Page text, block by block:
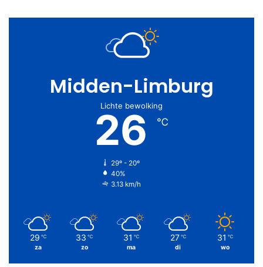
Midden-Limburg
Lichte bewolking
26 ℃
29º - 20º
40%
3.13 km/h
29 ℃
za
33 ℃
zo
31 ℃
ma
27 ℃
di
31 ℃
wo